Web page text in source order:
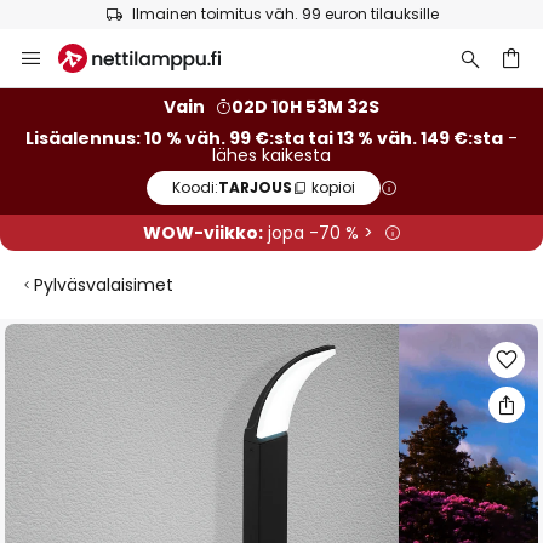
Ilmainen toimitus väh. 99 euron tilauksille
to
Vain
02D 10H 53M 31S
Lisäalennus: 10 % väh. 99 €:sta tai 13 % väh. 149 €:sta -
lähes kaikesta
Koodi:TARJOUS kopioi
WOW-viikko:jopa -70 % >
Pylväsvalaisimet
Skip
to
the
end
of
the
images